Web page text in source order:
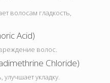
волосам гладкость,
Acid)
волос.
Chloride)
укладку.